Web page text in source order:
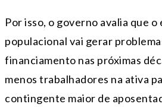
Por isso, o governo avalia que
populacional vai gerar
financiamento nas próximas
menos trabalhadores na ativa
contingente maior de